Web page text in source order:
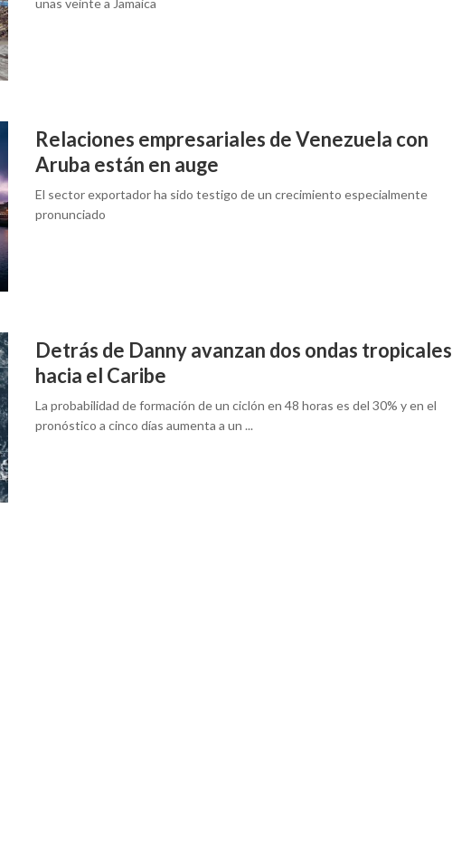
unas veinte a Jamaica
Relaciones empresariales de Venezuela con
Aruba están en auge
El sector exportador ha sido testigo de un crecimiento especialmente
pronunciado
Detrás de Danny avanzan dos ondas tropicales
hacia el Caribe
La probabilidad de formación de un ciclón en 48 horas es del 30% y en el
pronóstico a cinco días aumenta a un ...